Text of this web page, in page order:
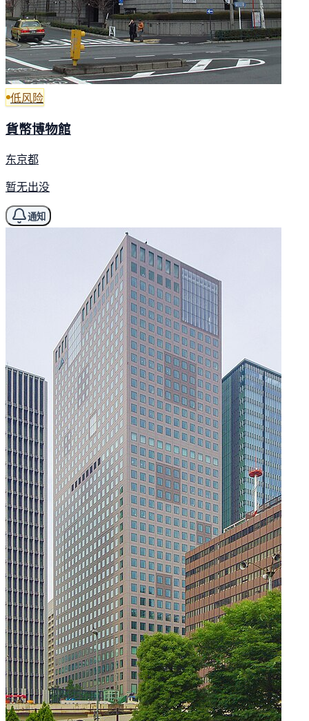
低风险
貨幣博物館
东京都
暂无出没
通知